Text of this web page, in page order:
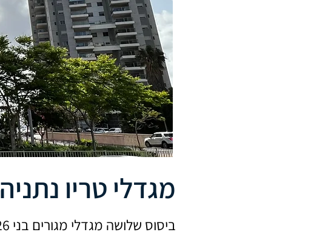
מגדלי טריו נתניה
ביסוס שלושה מגדלי מגורים בני 26 קומות בשיטה חדשנית שחסכה מיליוני שקלים